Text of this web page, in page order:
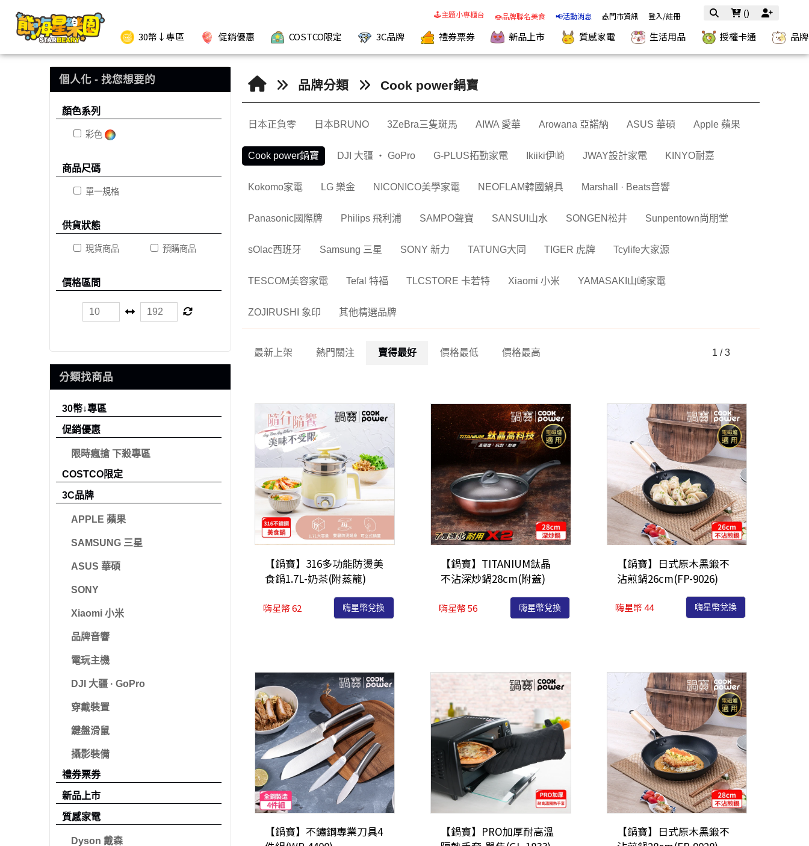
🕹️主題小專櫃台 🍩品牌聯名美食 📢活動消息 🎪門市資訊 登入/註冊 ()
30幣↓專區 促銷優惠 COSTCO限定 3C品牌 禮券票券 新品上市 質感家電 生活用品 授權卡通 品
個人化 - 找您想要的
顏色系列
彩色
商品尺碼
單一規格
供貨狀態
現貨商品 預購商品
價格區間
分類找商品
30幣↓專區
促銷優惠
限時瘋搶 下殺專區
COSTCO限定
3C品牌
APPLE 蘋果
SAMSUNG 三星
ASUS 華碩
SONY
Xiaomi 小米
品牌音響
電玩主機
DJI 大疆 · GoPro
穿戴裝置
鍵盤滑鼠
攝影裝備
禮券票券
新品上市
質感家電
Dyson 戴森
品牌分類 Cook power鍋寶
日本正負零 日本BRUNO 3ZeBra三隻斑馬 AIWA 愛華 Arowana 亞諾納 ASUS 華碩 Apple 蘋果
Cook power鍋寶 DJI 大疆 ‧ GoPro G-PLUS拓勤家電 Ikiiki伊崎 JWAY設計家電 KINYO耐嘉
Kokomo家電 LG 樂金 NICONICO美學家電 NEOFLAM韓國鍋具 Marshall · Beats音響
Panasonic國際牌 Philips 飛利浦 SAMPO聲寶 SANSUI山水 SONGEN松井 Sunpentown尚朋堂
sOlac西班牙 Samsung 三星 SONY 新力 TATUNG大同 TIGER 虎牌 Tcylife大家源
TESCOM美容家電 Tefal 特福 TLCSTORE 卡若特 Xiaomi 小米 YAMASAKI山崎家電
ZOJIRUSHI 象印 其他精選品牌
最新上架 熱門關注 賣得最好 價格最低 價格最高 1 / 3
【鍋寶】316多功能防燙美
食鍋1.7L-奶茶(附蒸籠)
嗨星幣 62 嗨星幣兌換
【鍋寶】TITANIUM鈦晶
不沾深炒鍋28cm(附蓋)
嗨星幣 56 嗨星幣兌換
【鍋寶】日式原木黑鍛不
沾煎鍋26cm(FP-9026)
嗨星幣 44 嗨星幣兌換
【鍋寶】不鏽鋼專業刀具4
【鍋寶】PRO加厚耐高溫
【鍋寶】日式原木黑鍛不